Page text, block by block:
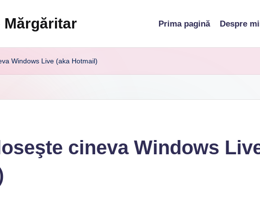
Mărgăritar Prima pagină Despre
Windows Live (aka Hotmail)
cineva Windows